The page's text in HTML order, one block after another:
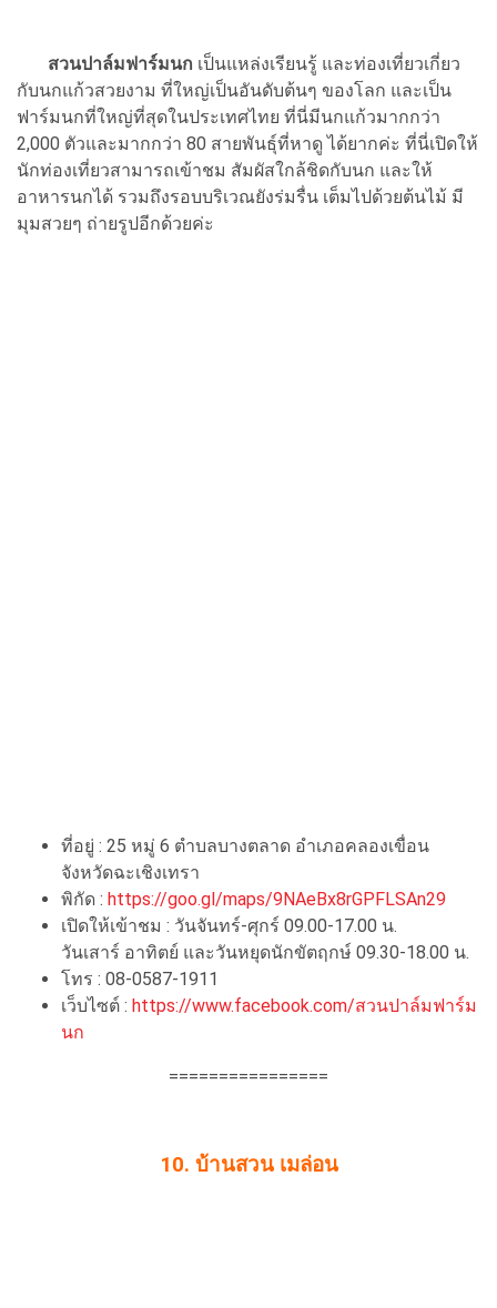
สวนปาล์มฟาร์มนก เป็นแหล่งเรียนรู้ และท่องเที่ยวเกี่ยว
กับนกแก้วสวยงาม ที่ใหญ่เป็นอันดับต้นๆ ของโลก และเป็น
ฟาร์มนกที่ใหญ่ที่สุดในประเทศไทย ที่นี่มีนกแก้วมากกว่า
2,000 ตัวและมากกว่า 80 สายพันธุ์ที่หาดู ได้ยากค่ะ ที่นี่เปิดให้
นักท่องเที่ยวสามารถเข้าชม สัมผัสใกล้ชิดกับนก และให้
อาหารนกได้ รวมถึงรอบบริเวณยังร่มรื่น เต็มไปด้วยต้นไม้ มี
มุมสวยๆ ถ่ายรูปอีกด้วยค่ะ
ที่อยู่ : 25 หมู่ 6 ตำบลบางตลาด อำเภอคลองเขื่อน
จังหวัดฉะเชิงเทรา
พิกัด : https://goo.gl/maps/9NAeBx8rGPFLSAn29
เปิดให้เข้าชม : วันจันทร์-ศุกร์ 09.00-17.00 น.
วันเสาร์ อาทิตย์ และวันหยุดนักขัตฤกษ์ 09.30-18.00 น.
โทร : 08-0587-1911
เว็บไซต์ : https://www.facebook.com/สวนปาล์มฟาร์ม
นก
================
10. บ้านสวน เมล่อน